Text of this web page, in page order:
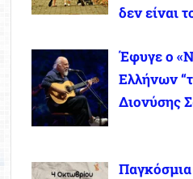
δεν είναι
Έφυγε ο
Ελλήνων
Διονύσης